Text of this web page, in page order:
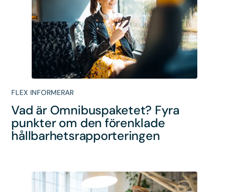
FLEX INFORMERAR
Vad är Omnibuspaketet? Fyra
punkter om den förenklade
hållbarhetsrapporteringen